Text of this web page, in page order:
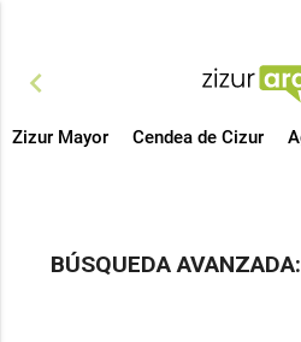
chevron_left
Zizur Mayor Cendea de Cizur
BÚSQUEDA AVANZADA: